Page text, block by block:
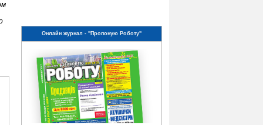
Онлайн журнал - "Пропоную Роботу"